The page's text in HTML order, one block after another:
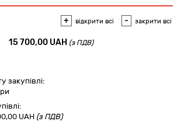
+ відкрити всі - закрити всі
15 700,00 UAH (з ПДВ)
закупівлі:
UAH (з ПДВ)